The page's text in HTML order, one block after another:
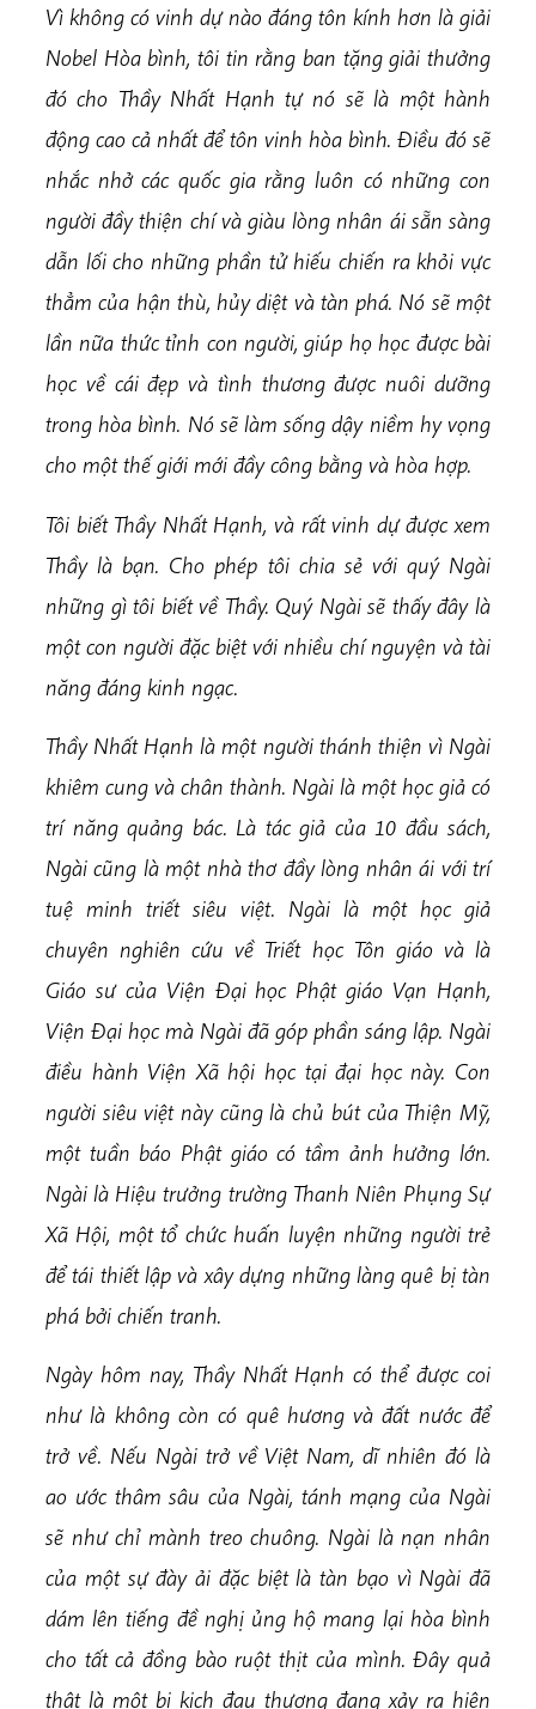
Vì không có vinh dự nào đáng tôn kính hơn là giải
Nobel Hòa bình, tôi tin rằng ban tặng giải thưởng
đó cho Thầy Nhất Hạnh tự nó sẽ là một hành
động cao cả nhất để tôn vinh hòa bình. Điều đó sẽ
nhắc nhở các quốc gia rằng luôn có những con
người đầy thiện chí và giàu lòng nhân ái sẵn sàng
dẫn lối cho những phần tử hiếu chiến ra khỏi vực
thẳm của hận thù, hủy diệt và tàn phá. Nó sẽ một
lần nữa thức tỉnh con người, giúp họ học được bài
học về cái đẹp và tình thương được nuôi dưỡng
trong hòa bình. Nó sẽ làm sống dậy niềm hy vọng
cho một thế giới mới đầy công bằng và hòa hợp.
Tôi biết Thầy Nhất Hạnh, và rất vinh dự được xem
Thầy là bạn. Cho phép tôi chia sẻ với quý Ngài
những gì tôi biết về Thầy. Quý Ngài sẽ thấy đây là
một con người đặc biệt với nhiều chí nguyện và tài
năng đáng kinh ngạc.
Thầy Nhất Hạnh là một người thánh thiện vì Ngài
khiêm cung và chân thành. Ngài là một học giả có
trí năng quảng bác. Là tác giả của 10 đầu sách,
Ngài cũng là một nhà thơ đầy lòng nhân ái với trí
tuệ minh triết siêu việt. Ngài là một học giả
chuyên nghiên cứu về Triết học Tôn giáo và là
Giáo sư của Viện Đại học Phật giáo Vạn Hạnh,
Viện Đại học mà Ngài đã góp phần sáng lập. Ngài
điều hành Viện Xã hội học tại đại học này. Con
người siêu việt này cũng là chủ bút của Thiện Mỹ,
một tuần báo Phật giáo có tầm ảnh hưởng lớn.
Ngài là Hiệu trưởng trường Thanh Niên Phụng Sự
Xã Hội, một tổ chức huấn luyện những người trẻ
để tái thiết lập và xây dựng những làng quê bị tàn
phá bởi chiến tranh.
Ngày hôm nay, Thầy Nhất Hạnh có thể được coi
như là không còn có quê hương và đất nước để
trở về. Nếu Ngài trở về Việt Nam, dĩ nhiên đó là
ao ước thâm sâu của Ngài, tánh mạng của Ngài
sẽ như chỉ mành treo chuông. Ngài là nạn nhân
của một sự đày ải đặc biệt là tàn bạo vì Ngài đã
dám lên tiếng đề nghị ủng hộ mang lại hòa bình
cho tất cả đồng bào ruột thịt của mình. Đây quả
thật là một bi kịch đau thương đang xảy ra hiện